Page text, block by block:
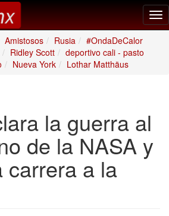
Amistosos Rusia
#OndaDeCalor
Ridley Scott
deportivo cali - pasto
Nueva York Lothar Matthäus
la guerra al
de la NASA y
carrera a la